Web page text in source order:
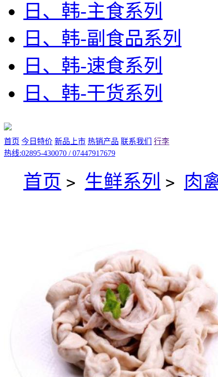
日、韩-主食系列
日、韩-副食品系列
日、韩-速食系列
日、韩-干货系列
首页 今日特价 新品上市 热销产品 联系我们
行李
热线:02895-430070 / 07447917679
首页 > 生鲜系列 > 肉